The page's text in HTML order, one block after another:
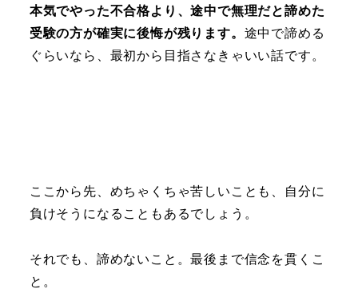
本気でやった不合格より、途中で無理だと諦めた
受験の方が確実に後悔が残ります。 途中で諦める
ぐらいなら、最初から目指さなきゃいい話です。
ここから先、めちゃくちゃ苦しいことも、自分に
負けそうになることもあるでしょう。
それでも、諦めないこと。最後まで信念を貫くこ
と。